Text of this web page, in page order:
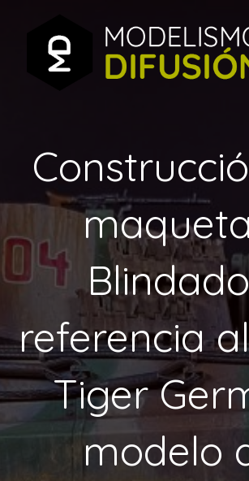
referencia
Tiger
modelo